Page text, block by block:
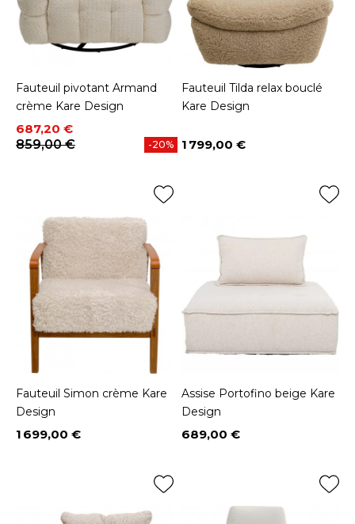
Fauteuil pivotant Armand
crème Kare Design
Prix
687,20 €
Prix de base
859,00 €
-20%
Fauteuil Tilda relax bouclé
Kare Design
Prix
1 799,00 €
Fauteuil Simon crème Kare
Design
Prix
1 699,00 €
Assise Portofino beige Kare
Design
Prix
689,00 €